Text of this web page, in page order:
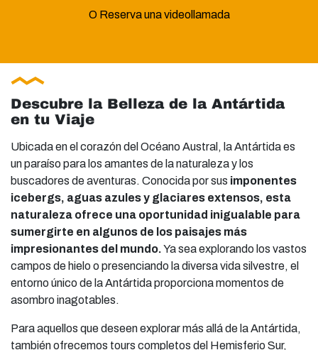
O Reserva una videollamada
Descubre la Belleza de la Antártida
en tu Viaje
Ubicada en el corazón del Océano Austral, la Antártida es
un paraíso para los amantes de la naturaleza y los
buscadores de aventuras. Conocida por sus imponentes
icebergs, aguas azules y glaciares extensos, esta
naturaleza ofrece una oportunidad inigualable para
sumergirte en algunos de los paisajes más
impresionantes del mundo.Ya sea explorando los vastos
campos de hielo o presenciando la diversa vida silvestre, el
entorno único de la Antártida proporciona momentos de
asombro inagotables.
Para aquellos que deseen explorar más allá de la Antártida,
también ofrecemos tours completos del Hemisferio Sur,